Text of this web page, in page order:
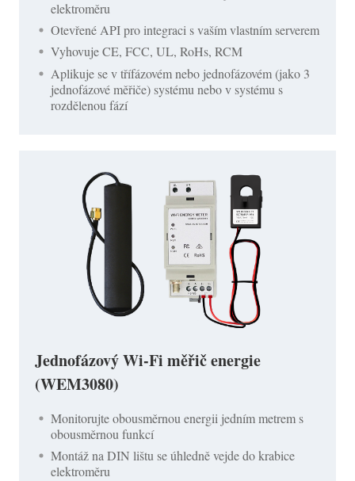
elektroměru
Otevřené API pro integraci s vaším vlastním serverem
Vyhovuje CE, FCC, UL, RoHs, RCM
Aplikuje se v třífázovém nebo jednofázovém (jako 3
jednofázové měřiče) systému nebo v systému s
rozdělenou fází
Jednofázový Wi-Fi měřič energie
(WEM3080)
Monitorujte obousměrnou energii jedním metrem s
obousměrnou funkcí
Montáž na DIN lištu se úhledně vejde do krabice
elektroměru